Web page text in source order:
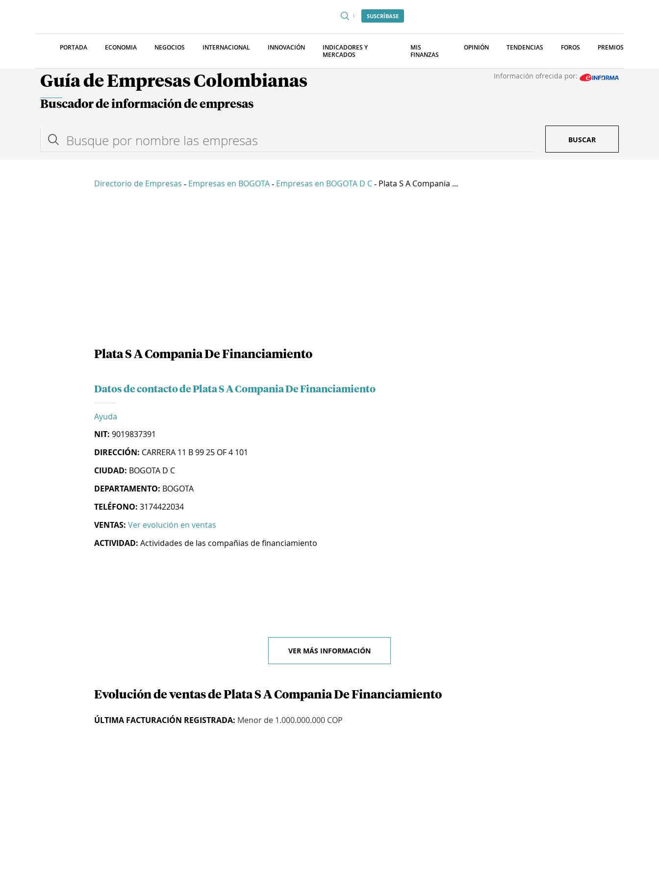
SUSCRÍBASE
PORTADA ECONOMIA NEGOCIOS INTERNACIONAL INNOVACIÓN
INDICADORES Y
MERCADOS
MIS
FINANZAS
OPINIÓN TENDENCIAS FOROS PREMIOS
Guía de Empresas Colombianas Información ofrecida por:
Buscador de información de empresas
BUSCAR
Directorio de Empresas - Empresas en BOGOTA - Empresas en BOGOTA D C - Plata S A Compania ...
Plata S A Compania De Financiamiento
Datos de contacto de Plata S A Compania De Financiamiento
Ayuda
NIT: 9019837391
DIRECCIÓN: CARRERA 11 B 99 25 OF 4 101
CIUDAD: BOGOTA D C
DEPARTAMENTO: BOGOTA
TELÉFONO: 3174422034
VENTAS: Ver evolución en ventas
ACTIVIDAD: Actividades de las compañias de financiamiento
VER MÁS INFORMACIÓN
Evolución de ventas de Plata S A Compania De Financiamiento
ÚLTIMA FACTURACIÓN REGISTRADA: Menor de 1.000.000.000 COP